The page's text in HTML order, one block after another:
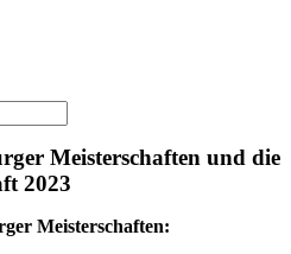
Meisterschaften und die
2023
Meisterschaften: